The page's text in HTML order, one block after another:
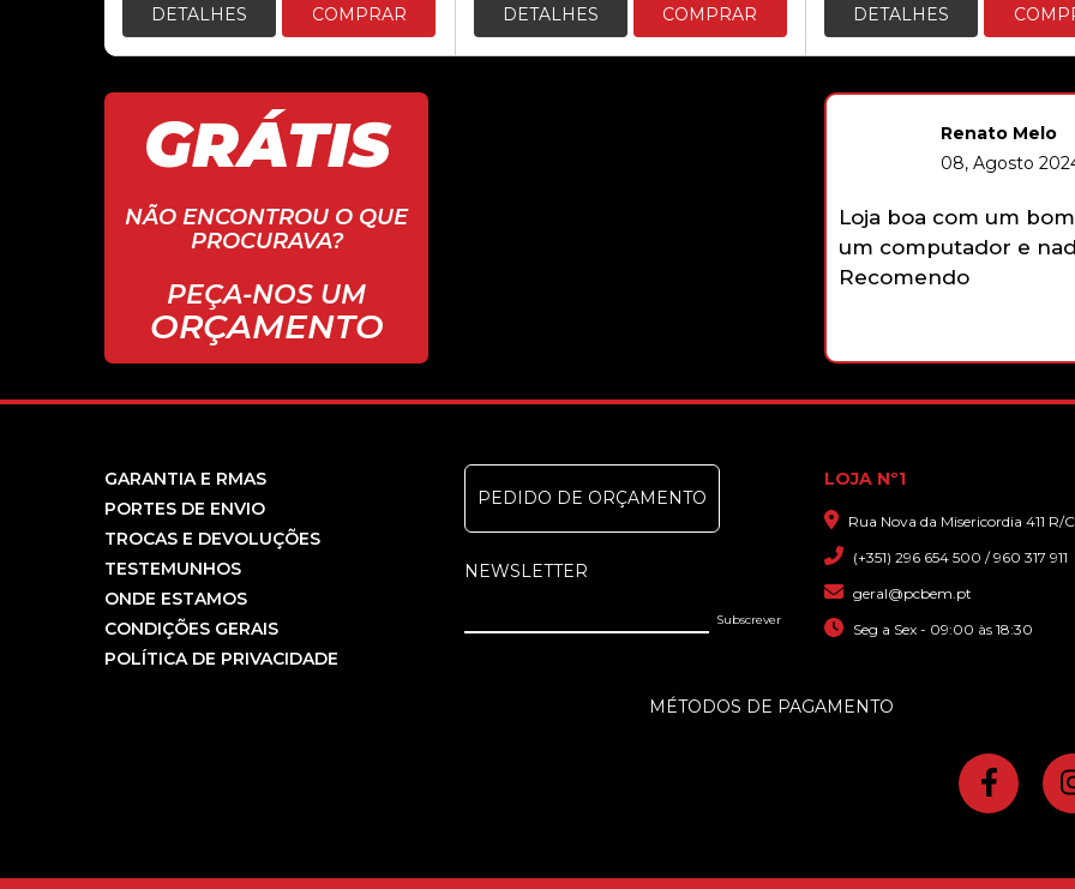
DETALHES COMPRAR DETALHES COMPRAR DETALHES
GRÁTIS
NÃO ENCONTROU O QUE
PROCURAVA?
PEÇA-NOS UM
ORÇAMENTO
Renato Melo
08, Agosto
Loja boa com um
um computador e
Recomendo
GARANTIA E RMAS
PORTES DE ENVIO
TROCAS E DEVOLUÇÕES
TESTEMUNHOS
ONDE ESTAMOS
CONDIÇÕES GERAIS
POLÍTICA DE PRIVACIDADE
PEDIDO DE ORÇAMENTO
NEWSLETTER
LOJA Nº1
Rua Nova da Misericordia 411 R/
(+351) 296 654 500 / 960 317 911
geral@pcbem.pt
Seg a Sex - 09:00 às 18:30
MÉTODOS DE PAGAMENTO